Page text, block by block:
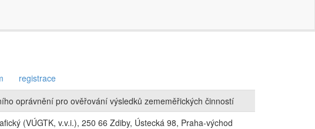
registrace
oprávnění pro ověřování výsledků zememěřických činností
(VÚGTK, v.v.i.), 250 66 Zdiby, Ústecká 98, Praha-východ